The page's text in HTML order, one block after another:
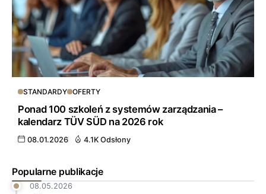
Popularne publikacje
08.05.2026
STANDARDY OFERTY
Ponad 100 szkoleń z systemów zarządzania –
kalendarz TÜV SÜD na 2026 rok
08.01.2026 4.1K Odsłony